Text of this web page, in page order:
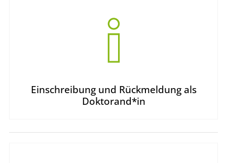
Einschreibung und Rückmeldung als
Doktorand*in